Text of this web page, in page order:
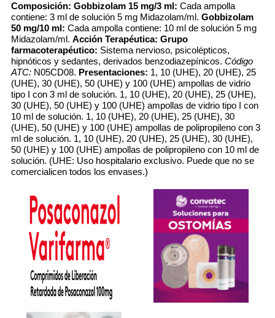
Composición: Gobbizolam 15 mg/3 ml: Cada ampolla
contiene: 3 ml de solución 5 mg Midazolam/ml. Gobbizolam
50 mg/10 ml: Cada ampolla contiene: 10 ml de solución 5 mg
Midazolam/ml. Acción Terapéutica: Grupo
farmacoterapéutico: Sistema nervioso, psicolépticos,
hipnóticos y sedantes, derivados benzodiazepínicos. Código
ATC: N05CD08. Presentaciones: 1, 10 (UHE), 20 (UHE), 25
(UHE), 30 (UHE), 50 (UHE) y 100 (UHE) ampollas de vidrio
tipo I con 3 ml de solución. 1, 10 (UHE), 20 (UHE), 25 (UHE),
30 (UHE), 50 (UHE) y 100 (UHE) ampollas de vidrio tipo I con
10 ml de solución. 1, 10 (UHE), 20 (UHE), 25 (UHE), 30
(UHE), 50 (UHE) y 100 (UHE) ampollas de polipropileno con 3
ml de solución. 1, 10 (UHE), 20 (UHE), 25 (UHE), 30 (UHE),
50 (UHE) y 100 (UHE) ampollas de polipropileno con 10 ml de
solución. (UHE: Uso hospitalario exclusivo. Puede que no se
comercialicen todos los envases.)